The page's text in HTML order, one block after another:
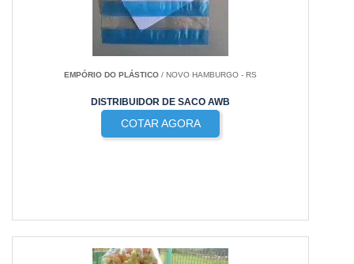
EMPÓRIO DO PLÁSTICO / NOVO HAMBURGO - RS
DISTRIBUIDOR DE SACO AWB
COTAR AGORA